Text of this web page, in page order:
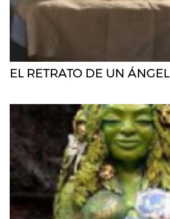
EL RETRATO DE UN ÁNGEL